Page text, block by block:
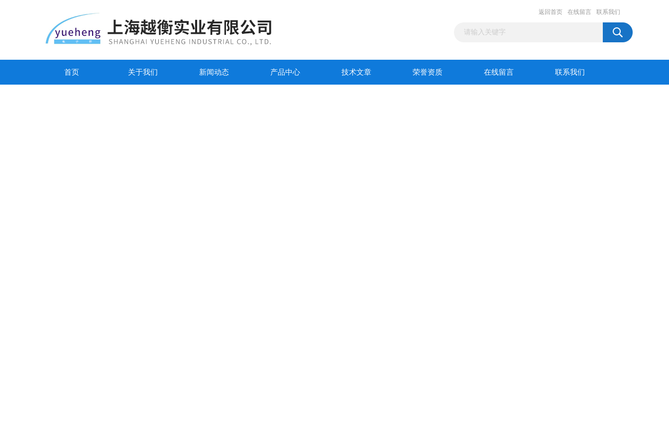
返回首页 在线留言 联系我们
首页 关于我们 新闻动态 产品中心 技术文章 荣誉资质 在线留言 联系我们